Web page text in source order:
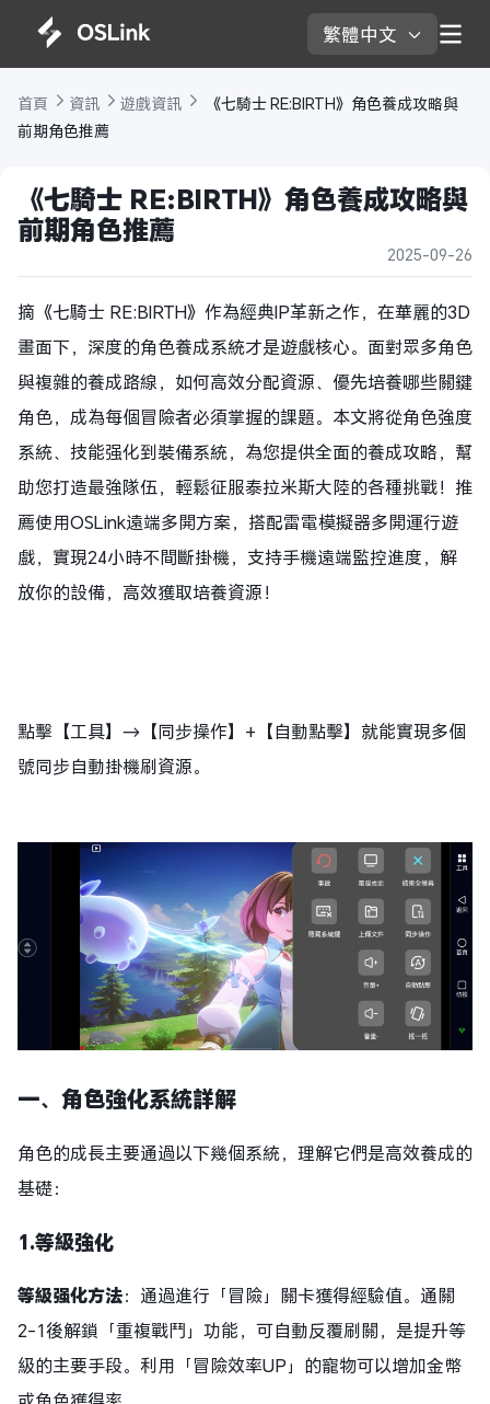
繁體中文
首頁 資訊 遊戲資訊
《七騎士 RE:BIRTH》角色養成攻略與
前期角色推薦
《七騎士 RE:BIRTH》角色養成攻略與
前期角色推薦
2025-09-26
摘《七騎士 RE:BIRTH》作為經典IP革新之作，在華麗的3D
畫面下，深度的角色養成系統才是遊戲核心。面對眾多角色
與複雜的養成路線，如何高效分配資源、優先培養哪些關鍵
角色，成為每個冒險者必須掌握的課題。本文將從角色強度
系統、技能强化到裝備系統，為您提供全面的養成攻略，幫
助您打造最強隊伍，輕鬆征服泰拉米斯大陸的各種挑戰！推
薦使用OSLink遠端多開方案，搭配雷電模擬器多開運行遊
戲，實現24小時不間斷掛機，支持手機遠端監控進度，解
放你的設備，高效獲取培養資源！
點擊【工具】→【同步操作】+【自動點擊】就能實現多個
號同步自動掛機刷資源。
一、角色強化系統詳解
角色的成長主要通過以下幾個系統，理解它們是高效養成的
基礎：
1.等級強化
等級强化方法：通過進行「冒險」關卡獲得經驗值。通關
2-1後解鎖「重複戰鬥」功能，可自動反覆刷關，是提升等
級的主要手段。利用「冒險效率UP」的寵物可以增加金幣